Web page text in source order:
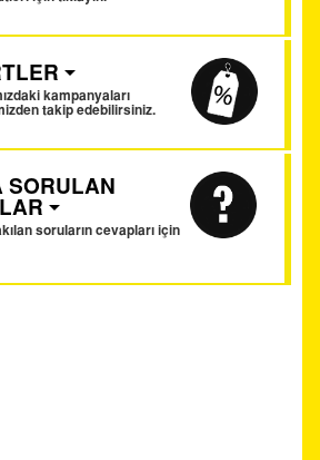
kampanyaları
takip edebilirsiniz.
SORULAN
soruların cevapları için